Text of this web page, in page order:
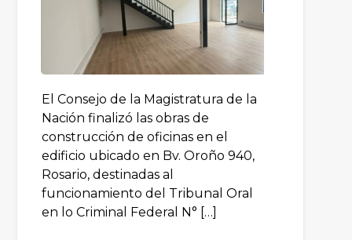
El Consejo de la Magistratura de la
Nación finalizó las obras de
construcción de oficinas en el
edificio ubicado en Bv. Oroño 940,
Rosario, destinadas al
funcionamiento del Tribunal Oral
en lo Criminal Federal N° […]